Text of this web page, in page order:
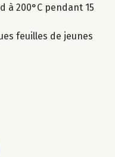
à 200°C pendant 15
feuilles de jeunes